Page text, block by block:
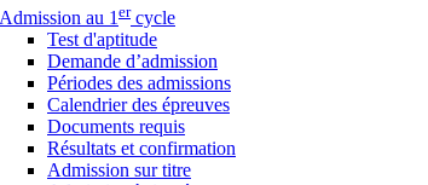
Admission au 1 ercycle
Test d'aptitude
Demande d’admission
Périodes des admissions
Calendrier des épreuves
Documents requis
Résultats et confirmation
Admission sur titre